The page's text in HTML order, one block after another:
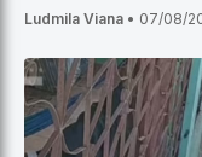
Ludmila Viana • 07/08/